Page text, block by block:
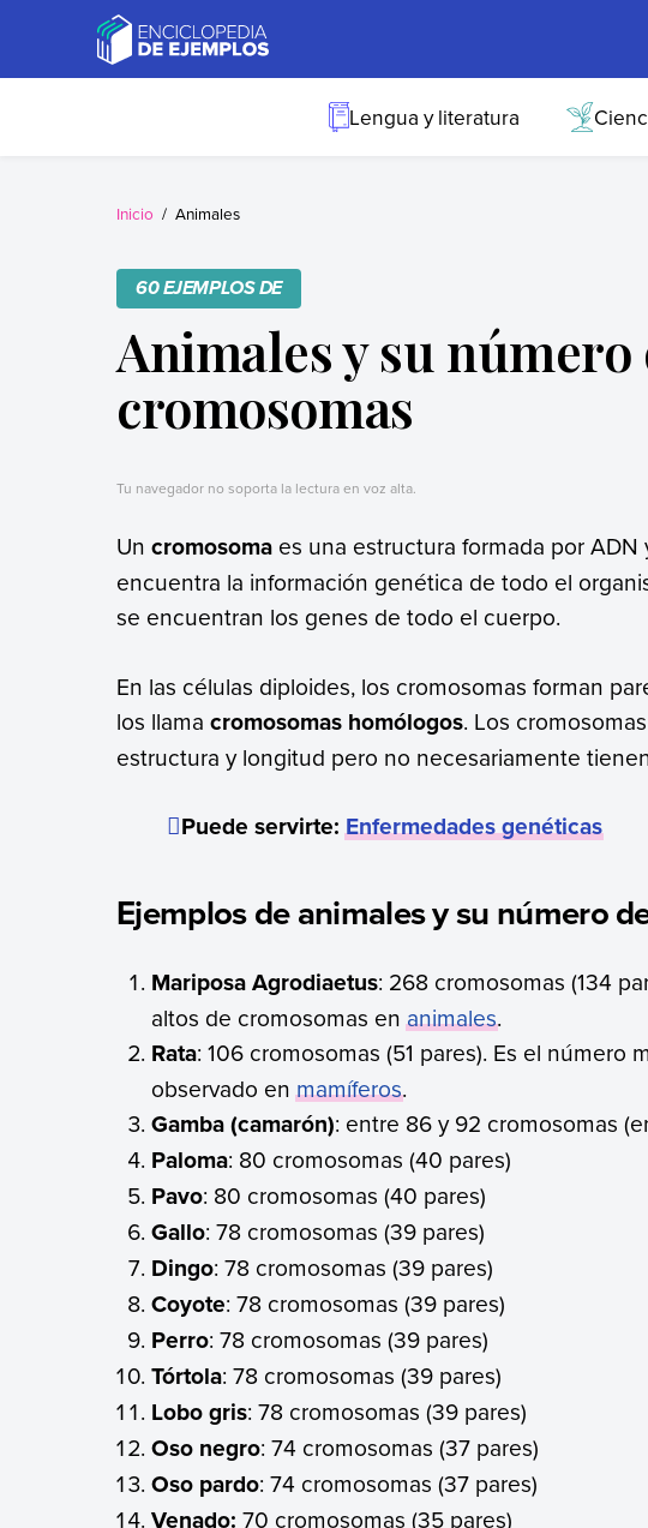
Ejemplos
Necesitas ejemplos.
Lengua y literatura
Inicio Animales
60 EJEMPLOS DE
Animales y su número
cromosomas
Tu navegador no soporta la lectura en voz alta.
Un cromosomaes una estructura formada por
encuentra la información genética de todo el
se encuentran los genes de todo el cuerpo.
En las células diploides, los cromosomas forman
los llama cromosomas homólogos. Los
estructura y longitud pero no necesariamente
Puede servirte:Enfermedades genéticas
Ejemplos de animales y su número
Mariposa Agrodiaetus: 268 cromosomas (134
altos de cromosomas enanimales.
Rata: 106 cromosomas (51 pares). Es el número
observado enmamíferos.
Gamba (camarón): entre 86 y 92 cromosomas
Paloma: 80 cromosomas (40 pares)
Pavo: 80 cromosomas (40 pares)
Gallo: 78 cromosomas (39 pares)
Dingo: 78 cromosomas (39 pares)
Coyote: 78 cromosomas (39 pares)
Perro: 78 cromosomas (39 pares)
Tórtola: 78 cromosomas (39 pares)
Lobo gris: 78 cromosomas (39 pares)
Oso negro: 74 cromosomas (37 pares)
Oso pardo: 74 cromosomas (37 pares)
Venado: 70 cromosomas (35 pares)